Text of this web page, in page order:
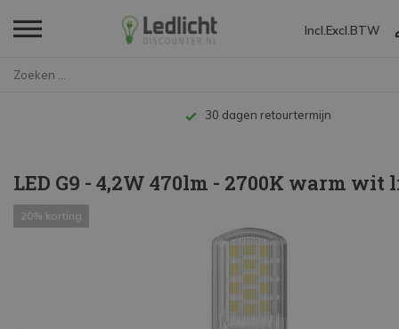
Incl. Excl. BTW
Tot 10 jaar garantie
LED G9 - 4,2W 470lm - 2700K warm wit
20% korting